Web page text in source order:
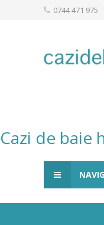
0744 471 975
Cazi de baie